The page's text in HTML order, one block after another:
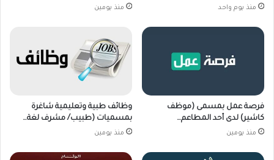
منذ يوم واحد منذ يومين
فرصة عمل بمسمى (موظف
كاشير) لدى أحد المطاعم…
منذ يومين
وظائف طبية وتعليمية شاغرة
بمسميات (طبيب/ مشرف لغة…
منذ يومين